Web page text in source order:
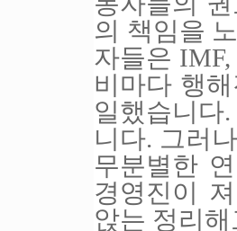
의 책임을
자들은
비마다 행
일했습니다
니다. 그러
무분별한
경영진이
앉는 정리